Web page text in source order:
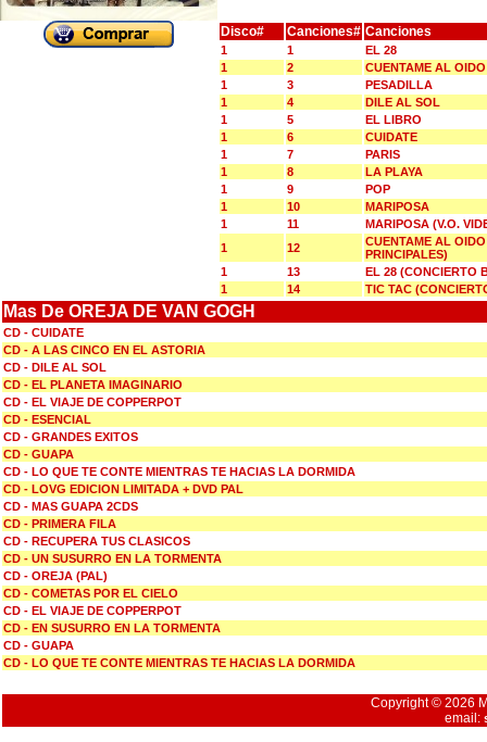
Disco# Canciones# Canciones
1 1
EL 28
1
2
CUENTAME AL OIDO
1
3
PESADILLA
1
4
DILE AL SOL
1
5
EL LIBRO
1
6
CUIDATE
1
7
PARIS
1
8
LA PLAYA
1
9
POP
1
10
MARIPOSA
1
11
MARIPOSA (V.O.
1
12
CUENTAME AL
PRINCIPALES)
1
13
EL 28 (CONCIERTO
1
14 TIC TAC
Mas De OREJA DE VAN GOGH
CD - CUIDATE
CD - A LAS CINCO EN EL ASTORIA
CD - DILE AL SOL
CD - EL PLANETA IMAGINARIO
CD - EL VIAJE DE COPPERPOT
CD - ESENCIAL
CD - GRANDES EXITOS
CD - GUAPA
CD - LO QUE TE CONTE MIENTRAS TE HACIAS LA DORMIDA
CD - LOVG EDICION LIMITADA + DVD PAL
CD - MAS GUAPA 2CDS
CD - PRIMERA FILA
CD - RECUPERA TUS CLASICOS
CD - UN SUSURRO EN LA TORMENTA
CD - OREJA (PAL)
CD - COMETAS POR EL CIELO
CD - EL VIAJE DE COPPERPOT
CD - EN SUSURRO EN LA TORMENTA
CD - GUAPA
CD - LO QUE TE CONTE MIENTRAS TE HACIAS LA DORMIDA
Copyright © 2026
email: